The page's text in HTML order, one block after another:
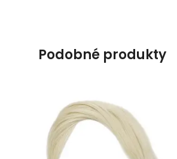
podobné produkty